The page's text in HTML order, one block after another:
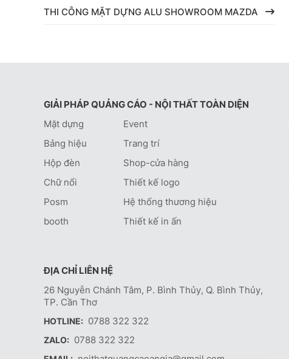
THI CÔNG MẶT DỰNG ALU SHOWROOM MAZDA
GIẢI PHÁP QUẢNG CÁO - NỘI THẤT TOÀN DIỆN
Mặt dựng
Bảng hiệu
Hộp đèn
Chữ nổi
Posm
booth
Event
Trang trí
Shop-cửa hàng
Thiết kế logo
Hệ thống thương hiệu
Thiết kế in ấn
ĐỊA CHỈ LIÊN HỆ
26 Nguyễn Chánh Tâm, P. Bình Thủy, Q. Bình Thủy,
TP. Cần Thơ
HOTLINE: 0788 322 322
ZALO: 0788 322 322